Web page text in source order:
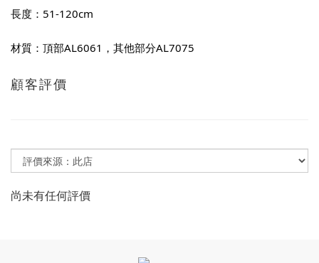
長度：51-120cm
材質：頂部AL6061，其他部分AL7075
顧客評價
尚未有任何評價